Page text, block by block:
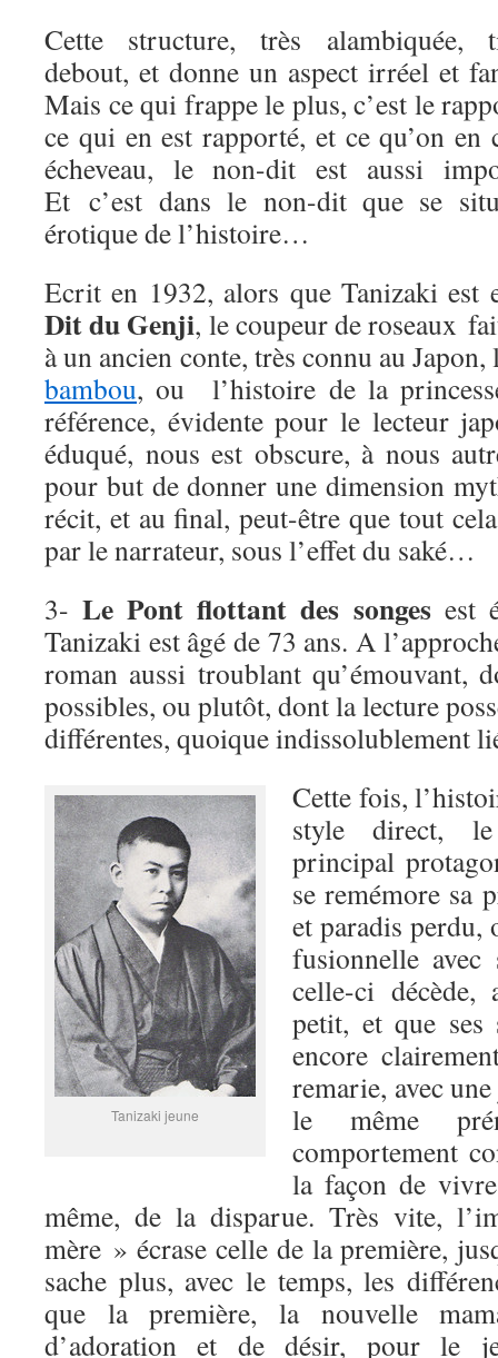
Cette structure, très alambiquée,
debout, et donne un aspect irréel et
Mais ce qui frappe le plus, c’est le
ce qui en est rapporté, et ce qu’on
écheveau, le non-dit est aussi
Et c’est dans le non-dit que se
érotique de l’histoire…
Ecrit en 1932, alors que Tanizaki est
Dit du Genji, le coupeur de roseaux
à un ancien conte, très connu au
bambou, ou l’histoire de la
référence, évidente pour le lecteur
éduqué, nous est obscure, à nous
pour but de donner une dimension
récit, et au final, peut-être que tout
par le narrateur, sous l’effet du saké…
3-Le Pont flottant des songesest
Tanizaki est âgé de 73 ans. A
roman aussi troublant qu’émouvant,
possibles, ou plutôt, dont la lecture
différentes, quoique indissolublement
Tanizaki jeune
Cette fois,
style direct,
principal
se remémore sa
et paradis
fusionnelle avec
celle-ci décède,
petit, et que ses
encore
remarie, avec
le même
comportement
la façon de
même, de la disparue. Très vite,
mère » écrase celle de la première,
sache plus, avec le temps, les
que la première, la nouvelle
d’adoration et de désir, pour le